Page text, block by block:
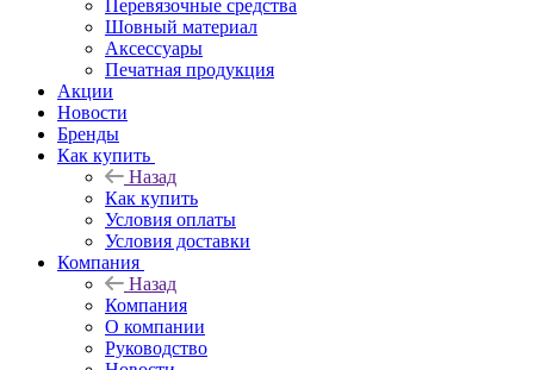
Перевязочные средства
Шовный материал
Аксессуары
Печатная продукция
Акции
Новости
Бренды
Как купить
Назад
Как купить
Условия оплаты
Условия доставки
Компания
Назад
Компания
О компании
Руководство